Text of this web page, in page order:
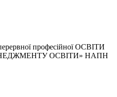
професійної ОСВІТИ
ОСВІТИ» НАПН